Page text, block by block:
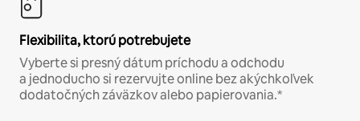
Flexibilita, ktorú potrebujete
Vyberte si presný dátum príchodu a odchodu
a jednoducho si rezervujte online bez akýchkoľvek
dodatočných záväzkov alebo papierovania.*